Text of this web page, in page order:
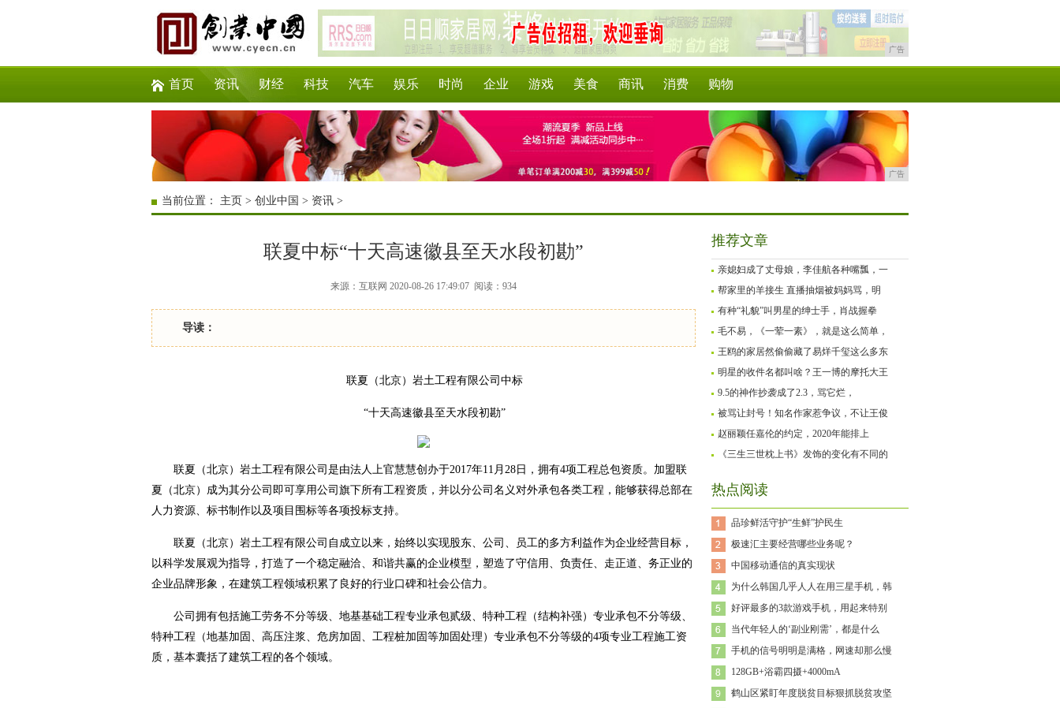
广告
首页 资讯 财经 科技 汽车 娱乐 时尚 企业 游戏 美食 商讯 消费 购物
广告
当前位置： 主页 > 创业中国 > 资讯 >
联夏中标“十天高速徽县至天水段初勘”
来源：互联网 2020-08-26 17:49:07 阅读：934
导读：
联夏（北京）岩土工程有限公司中标
“十天高速徽县至天水段初勘”
联夏（北京）岩土工程有限公司是由法人上官慧慧创办于2017年11月28日，拥有4项工程总包资质。加盟联
夏（北京）成为其分公司即可享用公司旗下所有工程资质，并以分公司名义对外承包各类工程，能够获得总部在
人力资源、标书制作以及项目围标等各项投标支持。
联夏（北京）岩土工程有限公司自成立以来，始终以实现股东、公司、员工的多方利益作为企业经营目标，
以科学发展观为指导，打造了一个稳定融洽、和谐共赢的企业模型，塑造了守信用、负责任、走正道、务正业的
企业品牌形象，在建筑工程领域积累了良好的行业口碑和社会公信力。
公司拥有包括施工劳务不分等级、地基基础工程专业承包贰级、特种工程（结构补强）专业承包不分等级、
特种工程（地基加固、高压注浆、危房加固、工程桩加固等加固处理）专业承包不分等级的4项专业工程施工资
质，基本囊括了建筑工程的各个领域。
推荐文章
亲媳妇成了丈母娘，李佳航各种嘴瓢，一
帮家里的羊接生 直播抽烟被妈妈骂，明
有种“礼貌”叫男星的绅士手，肖战握拳
毛不易，《一荤一素》，就是这么简单，
王鸥的家居然偷偷藏了易烊千玺这么多东
明星的收件名都叫啥？王一博的摩托大王
9.5的神作抄袭成了2.3，骂它烂，
被骂让封号！知名作家惹争议，不让王俊
赵丽颖任嘉伦的约定，2020年能排上
《三生三世枕上书》发饰的变化有不同的
热点阅读
品珍鲜活守护“生鲜”护民生
极速汇主要经营哪些业务呢？
中国移动通信的真实现状
为什么韩国几乎人人在用三星手机，韩
好评最多的3款游戏手机，用起来特别
当代年轻人的‘副业刚需’，都是什么
手机的信号明明是满格，网速却那么慢
128GB+浴霸四摄+4000mA
鹤山区紧盯年度脱贫目标狠抓脱贫攻坚